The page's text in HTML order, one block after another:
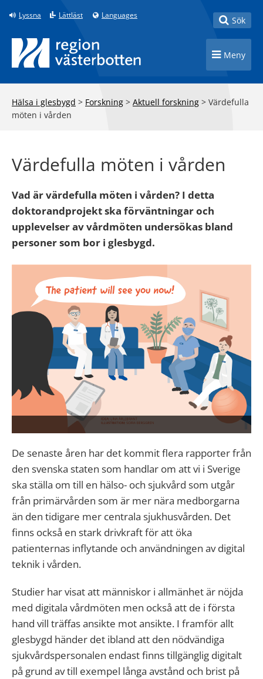
Till innehåll på sidan
Lyssna Lättläst Languages Toggle
Sök
Toggle
Meny
Hälsa i glesbygd > Forskning > Aktuell forskning > Värdefulla
möten i vården
Värdefulla möten i vården
Vad är värdefulla möten i vården? I detta
doktorandprojekt ska förväntningar och
upplevelser av vårdmöten undersökas bland
personer som bor i glesbygd.
De senaste åren har det kommit flera rapporter från
den svenska staten som handlar om att vi i Sverige
ska ställa om till en hälso- och sjukvård som utgår
från primärvården som är mer nära medborgarna
än den tidigare mer centrala sjukhusvården. Det
finns också en stark drivkraft för att öka
patienternas inflytande och användningen av digital
teknik i vården.
Studier har visat att människor i allmänhet är nöjda
med digitala vårdmöten men också att de i första
hand vill träffas ansikte mot ansikte. I framför allt
glesbygd händer det ibland att den nödvändiga
sjukvårdspersonalen endast finns tillgänglig digitalt
på grund av till exempel långa avstånd och brist på